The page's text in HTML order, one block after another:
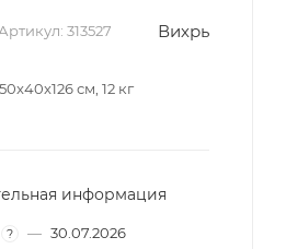
Артикул: 313527 Вихрь
см, 12 кг
информация
? — 30.07.2026